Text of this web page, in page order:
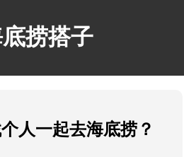
捞搭子
人一起去海底捞？